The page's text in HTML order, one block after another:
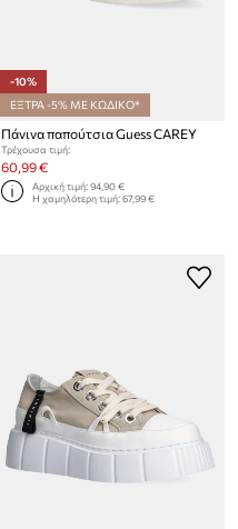
-10%
ΕΞΤΡΑ -5% ΜΕ ΚΩΔΙΚΟ*
Πάνινα παπούτσια Guess CAREY
Τρέχουσα τιμή:
60,99 €
Αρχική τιμή:94,90 €
Η χαμηλότερη τιμή:67,99 €